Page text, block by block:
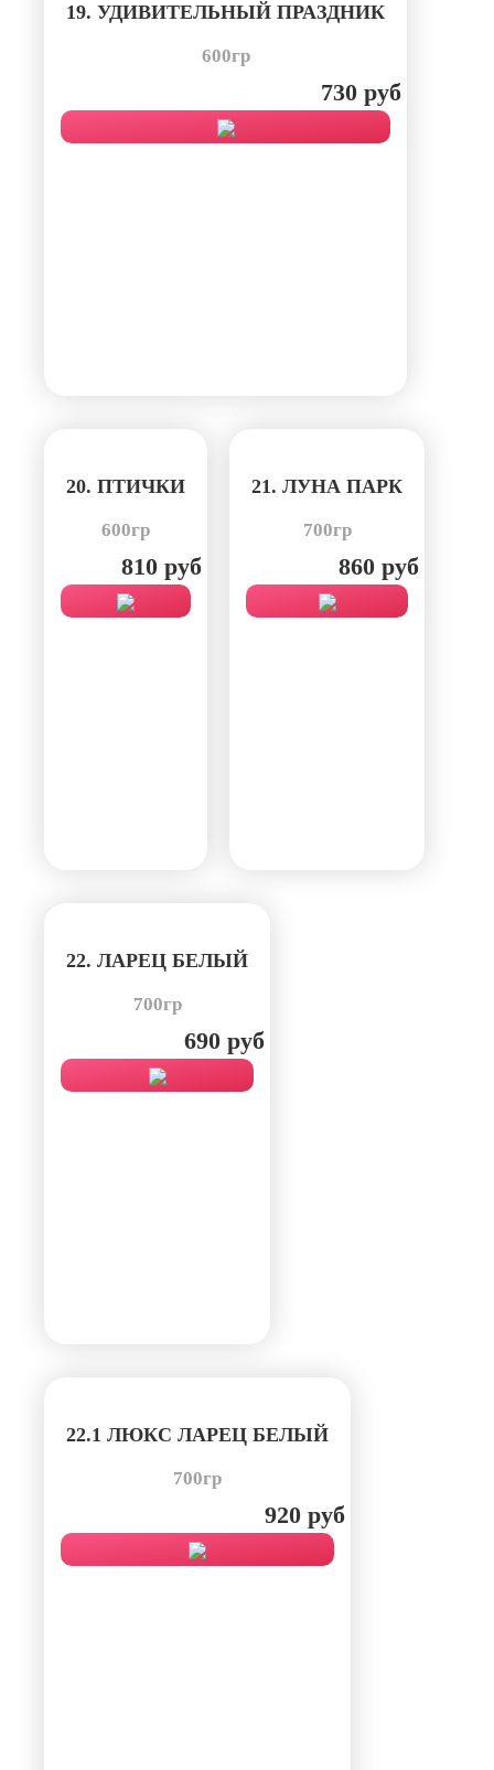
19. УДИВИТЕЛЬНЫЙ ПРАЗДНИК
600гр
730 руб
20. ПТИЧКИ
600гр
810 руб
21. ЛУНА ПАРК
700гр
860 руб
22. ЛАРЕЦ БЕЛЫЙ
700гр
690 руб
22.1 ЛЮКС ЛАРЕЦ БЕЛЫЙ
700гр
920 руб